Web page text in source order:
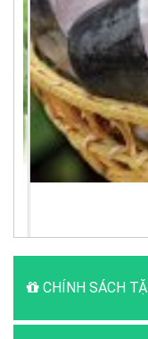
CHÍNH SÁCH